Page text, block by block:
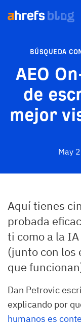
BÚSQUEDA
AEO
de
mejor
May
Aquí tienes
probada
ti como a la
(junto con los
que
Dan Petrovic
explicando por
humanos es